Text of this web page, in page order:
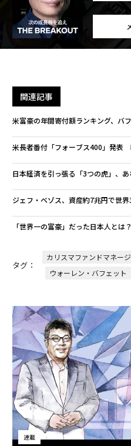
関連記事
米富豪の年間寄付額ランキング、バ
米長者番付「フォーブス400」発表
日本経済を引っ張る「3つの虎」、あ
ジェフ・ベゾス、資産約7兆円で世
「世界一の富豪」だった日本人と
タグ：
カリスマファンドマネー
ウォーレン・バフェット
連載